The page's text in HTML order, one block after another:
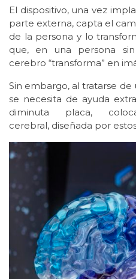
El dispositivo, una vez
parte externa, capta el
de la persona y lo
que, en una persona
cerebro “transforma” en
Sin embargo, al tratarse
se necesita de ayuda
diminuta placa,
cerebral, diseñada por